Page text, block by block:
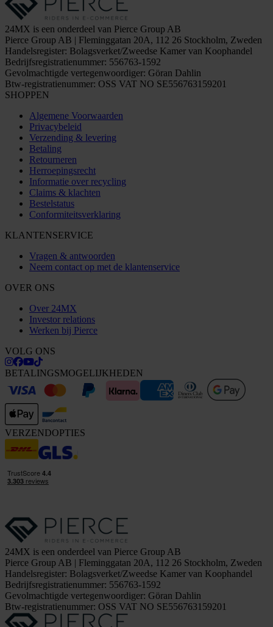
24MX is een onderdeel van Pierce Group AB
Pierce Group AB | Fleminggatan 20A, 112 26 Stockholm, Zweden
Handelsregister: Bolagsverket/Zweedse Kamer van Koophandel
Bedrijfsregistratienummer: 556763-1592
Gevolmachtigde vertegenwoordiger: Göran Dahlin
Btw-registratienummer: OSS VAT NO SE556763159201
SHOPPEN
Algemene Voorwaarden
Privacybeleid
Verzending & levering
Betaling
Retourneren
Herroepingsrecht
Informatie over recycling
Claims & klachten
Bestelstatus
Conformiteitsverklaring
KLANTENSERVICE
Vragen & antwoorden
Neem contact op met de klantenservice
OVER ONS
Over 24MX
Investor relations
Werken bij Pierce
VOLG ONS
BETALINGSMOGELIJKHEDEN
VERZENDOPTIES
24MX is een onderdeel van Pierce Group AB
Pierce Group AB | Fleminggatan 20A, 112 26 Stockholm, Zweden
Handelsregister: Bolagsverket/Zweedse Kamer van Koophandel
Bedrijfsregistratienummer: 556763-1592
Gevolmachtigde vertegenwoordiger: Göran Dahlin
Btw-registratienummer: OSS VAT NO SE556763159201